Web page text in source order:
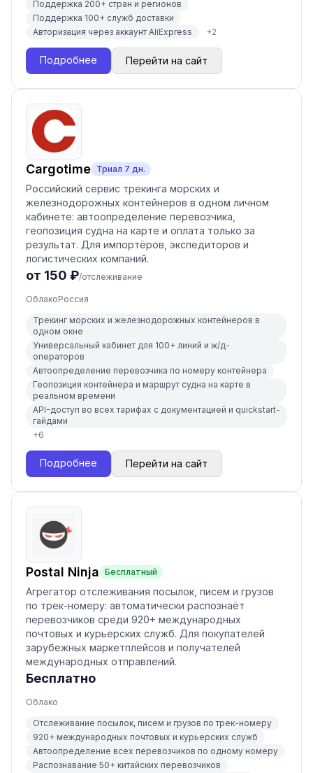
Поддержка 200+ стран и регионов
Поддержка 100+ служб доставки
Авторизация через аккаунт AliExpress
+2
Подробнее Перейти на сайт
Cargotime Триал 7 дн.
Российский сервис трекинга морских и
железнодорожных контейнеров в одном личном
кабинете: автоопределение перевозчика,
геопозиция судна на карте и оплата только за
результат. Для импортёров, экспедиторов и
логистических компаний.
от 150 ₽/отслеживание
ОблакоРоссия
Трекинг морских и железнодорожных контейнеров в
одном окне
Универсальный кабинет для 100+ линий и ж/д-
операторов
Автоопределение перевозчика по номеру контейнера
Геопозиция контейнера и маршрут судна на карте в
реальном времени
API-доступ во всех тарифах с документацией и quickstart-
гайдами
+6
Подробнее Перейти на сайт
Postal Ninja Бесплатный
Агрегатор отслеживания посылок, писем и грузов
по трек-номеру: автоматически распознаёт
перевозчиков среди 920+ международных
почтовых и курьерских служб. Для покупателей
зарубежных маркетплейсов и получателей
международных отправлений.
Бесплатно
Облако
Отслеживание посылок, писем и грузов по трек-номеру
920+ международных почтовых и курьерских служб
Автоопределение всех перевозчиков по одному номеру
Распознавание 50+ китайских перевозчиков